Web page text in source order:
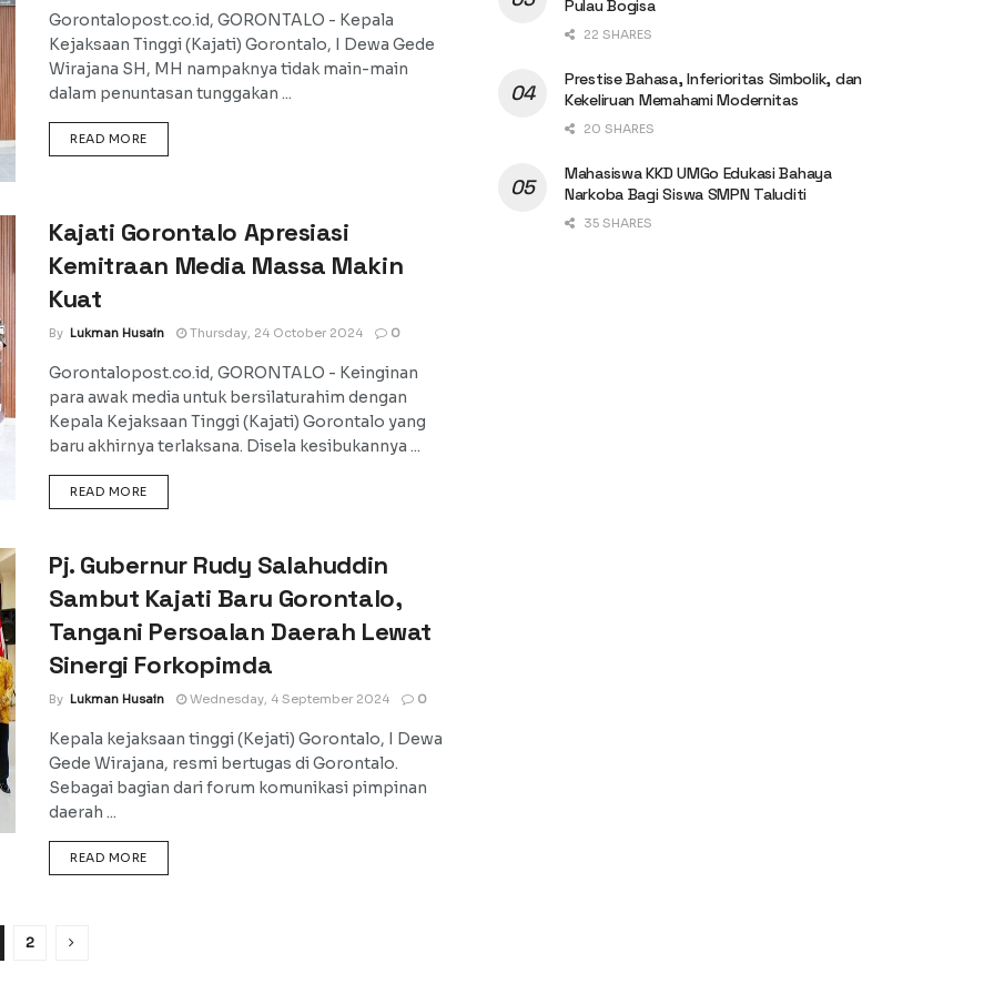
Gorontalopost.co.id, GORONTALO - Kepala
Kejaksaan Tinggi (Kajati) Gorontalo, I Dewa Gede
Wirajana SH, MH nampaknya tidak main-main
dalam penuntasan tunggakan ...
READ MOREDETAILS
Kajati Gorontalo Apresiasi
Kemitraan Media Massa Makin
Kuat
By Lukman Husain Thursday, 24 October 2024 0
Gorontalopost.co.id, GORONTALO - Keinginan
para awak media untuk bersilaturahim dengan
Kepala Kejaksaan Tinggi (Kajati) Gorontalo yang
baru akhirnya terlaksana. Disela kesibukannya ...
READ MOREDETAILS
Pj. Gubernur Rudy Salahuddin
Sambut Kajati Baru Gorontalo,
Tangani Persoalan Daerah Lewat
Sinergi Forkopimda
By Lukman Husain Wednesday, 4 September 2024 0
Kepala kejaksaan tinggi (Kejati) Gorontalo, I Dewa
Gede Wirajana, resmi bertugas di Gorontalo.
Sebagai bagian dari forum komunikasi pimpinan
daerah ...
READ MOREDETAILS
2
Pulau Bogisa
22 SHARES
Prestise Bahasa, Inferioritas Simbolik, dan
Kekeliruan Memahami Modernitas
20 SHARES
Mahasiswa KKD UMGo Edukasi Bahaya
Narkoba Bagi Siswa SMPN Taluditi
35 SHARES